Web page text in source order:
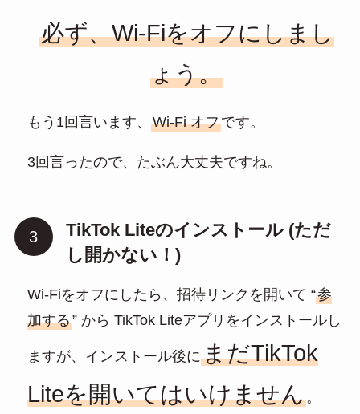
必ず、Wi-Fiをオフにしまし
ょう。
もう1回言います、 Wi-Fi オフです。
3回言ったので、たぶん大丈夫ですね。
TikTok Liteのインストール (ただ
し開かない！)
Wi-Fiをオフにしたら、招待リンクを開いて “参
加する” から TikTok Liteアプリをインストールし
ますが、インストール後にまだTikTok
Liteを開いてはいけません。